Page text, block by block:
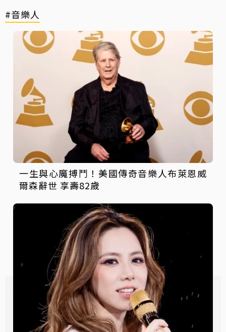
#音樂人
一生與心魔搏鬥！美國傳奇音樂人布萊恩威
爾森辭世 享壽82歲